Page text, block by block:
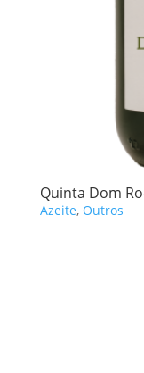
Quinta Dom
Azeite, Outros